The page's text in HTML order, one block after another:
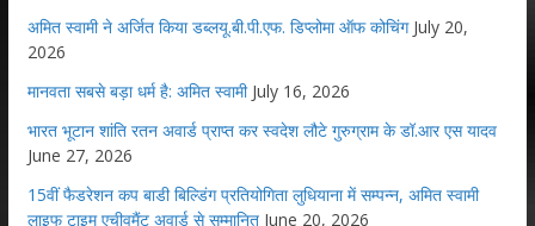
अमित स्वामी ने अर्जित किया डब्लयू.बी.पी.एफ. डिप्लोमा ऑफ कोचिंग July 20,
2026
मानवता सबसे बड़ा धर्म है: अमित स्वामी July 16, 2026
भारत भूटान शांति रतन अवार्ड प्राप्त कर स्वदेश लौटे गुरुग्राम के डॉ.आर एस यादव
June 27, 2026
15वीं फैडरेशन कप बाडी बिल्डिंग प्रतियोगिता लुधियाना में सम्पन्न, अमित स्वामी
लाइफ टाइम एचीवमैंट अवार्ड से सम्मानित June 20, 2026